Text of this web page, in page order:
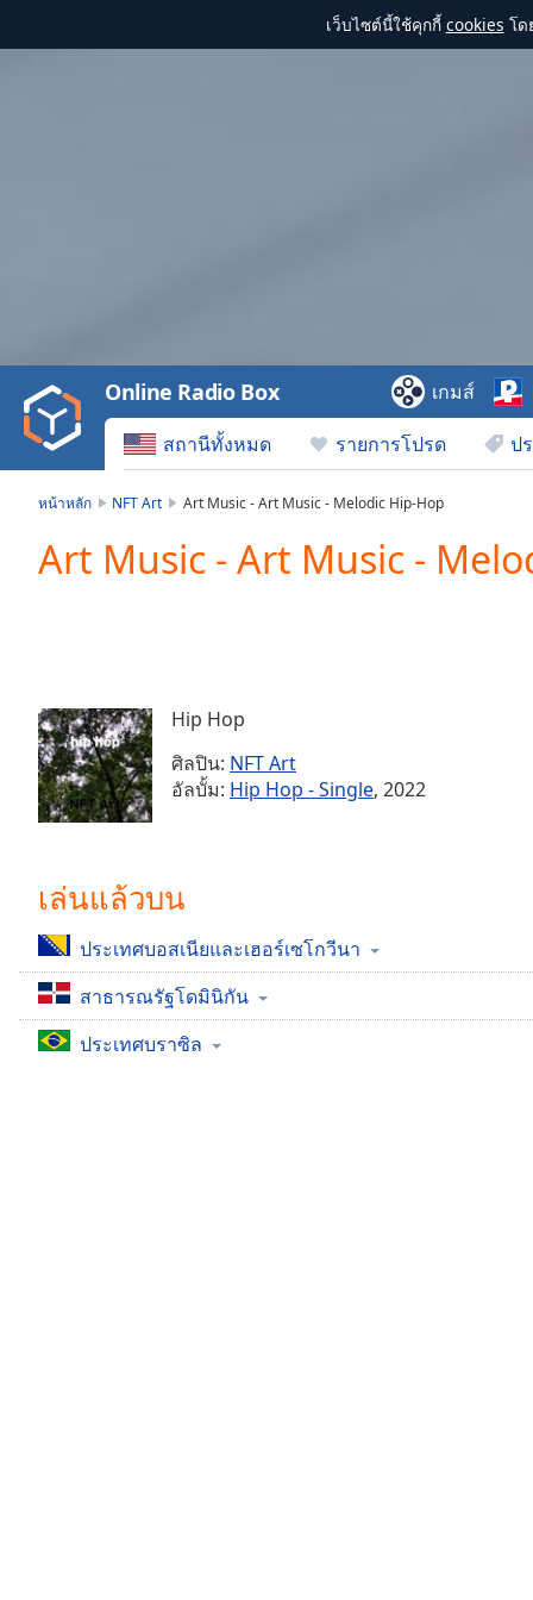
เว็บไซต์นี้ใช้คุกกี้ cookies โด
Video
Play
Backward
Skip
Current
Time0:00
Stream
TypeLIVE
Seek to
live,
currently
Time-
1x
Playback
Rate
สถานีทั้งหมด รายการโปรด ป
Online Radio Box เกมส์
หน้าหลัก NFT Art Art Music - Art Music - Melodic Hip-Hop
Art Music - Art Music -
Hip Hop
ศิลปิน: NFT Art
อัลบั้ม: Hip Hop - Single, 2022
เล่นแล้วบน
ประเทศบอสเนียและเฮอร์เซโกวีนา
สาธารณรัฐโดมินิกัน
ประเทศบราซิล